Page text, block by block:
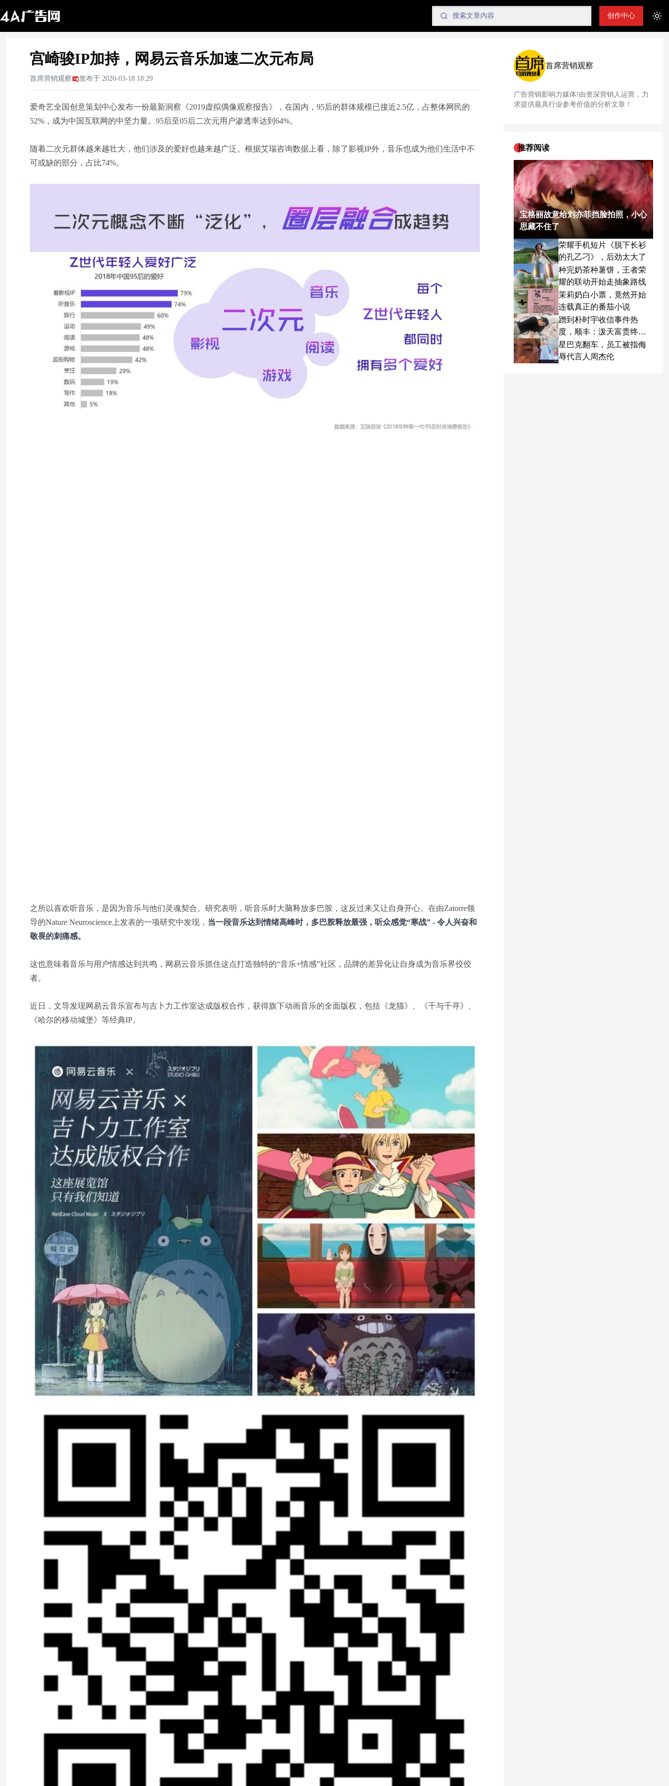
创作中心
宫崎骏IP加持，网易云音乐加速二次元布局
首席营销观察 发布于 2020-03-18 18:29
爱奇艺全国创意策划中心发布一份最新洞察《2019虚拟偶像观察报告》，在国内，95后的群体规模已接近2.5亿，占整体网民的
52%，成为中国互联网的中坚力量。95后至05后二次元用户渗透率达到64%。
随着二次元群体越来越壮大，他们涉及的爱好也越来越广泛。根据艾瑞咨询数据上看，除了影视IP外，音乐也成为他们生活中不
可或缺的部分，占比74%。
之所以喜欢听音乐，是因为音乐与他们灵魂契合。研究表明，听音乐时大脑释放多巴胺，这反过来又让自身开心。在由Zatorre领
导的Nature Neuroscience上发表的一项研究中发现， 当一段音乐达到情绪高峰时，多巴胺释放最强，听众感觉“寒战” - 令人兴奋和
敬畏的刺痛感。
这也意味着音乐与用户情感达到共鸣，网易云音乐抓住这点打造独特的“音乐+情感”社区，品牌的差异化让自身成为音乐界佼佼
者。
近日，文导发现网易云音乐宣布与吉卜力工作室达成版权合作，获得旗下动画音乐的全面版权，包括《龙猫》、《千与千寻》、
《哈尔的移动城堡》等经典IP。
首席营销观察
广告营销影响力媒体!由资深营销人运营，力
求提供最具行业参考价值的分析文章！
推荐阅读
宝格丽故意给刘亦菲挡脸拍照，小心
思藏不住了
荣耀手机短片《脱下长衫
的孔乙刁》，后劲太大了
种完奶茶种薯饼，王者荣
耀的联动开始走抽象路线
茉莉奶白小票，竟然开始
连载真正的番茄小说
蹭到朴时宇收信事件热
度，顺丰：泼天富贵终于
轮到我了
星巴克翻车，员工被指侮
辱代言人周杰伦